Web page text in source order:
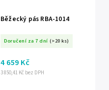
Běžecký pás RBA-1014
Doručení za 7 dní (>20 ks)
3 850,41 Kč bez DPH
4 659 Kč